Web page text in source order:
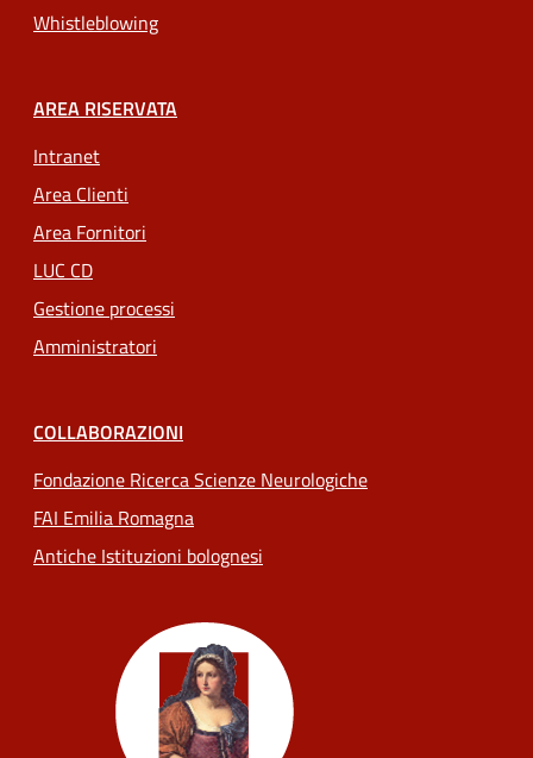
Whistleblowing
AREA RISERVATA
Intranet
Area Clienti
Area Fornitori
LUC CD
Gestione processi
Amministratori
COLLABORAZIONI
Fondazione Ricerca Scienze Neurologiche
FAI Emilia Romagna
Antiche Istituzioni bolognesi